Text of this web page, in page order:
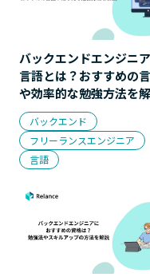
バックエンドエンジニ
言語とは？おすすめの
や効率的な勉強方法を
バックエンド
フリーランスエンジニア
言語